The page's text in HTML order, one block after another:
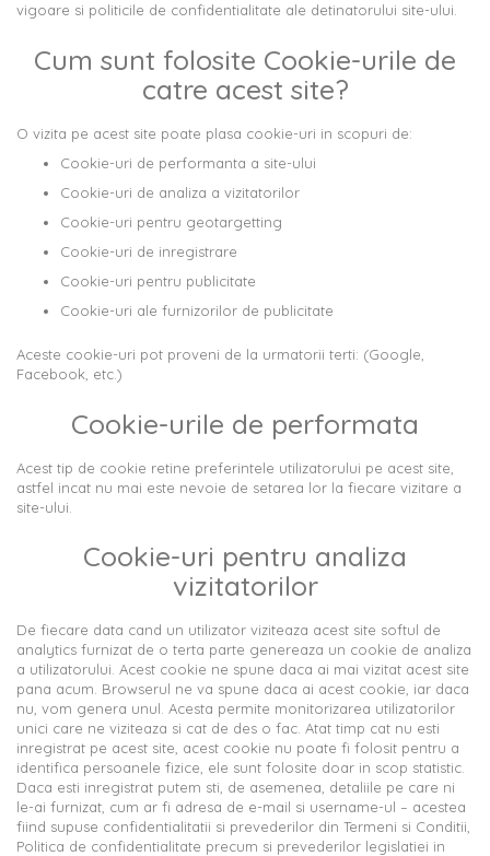
vigoare si politicile de confidentialitate ale detinatorului site-ului.
Cum sunt folosite Cookie-urile de
catre acest site?
O vizita pe acest site poate plasa cookie-uri in scopuri de:
Cookie-uri de performanta a site-ului
Cookie-uri de analiza a vizitatorilor
Cookie-uri pentru geotargetting
Cookie-uri de inregistrare
Cookie-uri pentru publicitate
Cookie-uri ale furnizorilor de publicitate
Aceste cookie-uri pot proveni de la urmatorii terti: (Google,
Facebook, etc.)
Cookie-urile de performata
Acest tip de cookie retine preferintele utilizatorului pe acest site,
astfel incat nu mai este nevoie de setarea lor la fiecare vizitare a
site-ului.
Cookie-uri pentru analiza
vizitatorilor
De fiecare data cand un utilizator viziteaza acest site softul de
analytics furnizat de o terta parte genereaza un cookie de analiza
a utilizatorului. Acest cookie ne spune daca ai mai vizitat acest site
pana acum. Browserul ne va spune daca ai acest cookie, iar daca
nu, vom genera unul. Acesta permite monitorizarea utilizatorilor
unici care ne viziteaza si cat de des o fac. Atat timp cat nu esti
inregistrat pe acest site, acest cookie nu poate fi folosit pentru a
identifica persoanele fizice, ele sunt folosite doar in scop statistic.
Daca esti inregistrat putem sti, de asemenea, detaliile pe care ni
le-ai furnizat, cum ar fi adresa de e-mail si username-ul – acestea
fiind supuse confidentialitatii si prevederilor din Termeni si Conditii,
Politica de confidentialitate precum si prevederilor legislatiei in